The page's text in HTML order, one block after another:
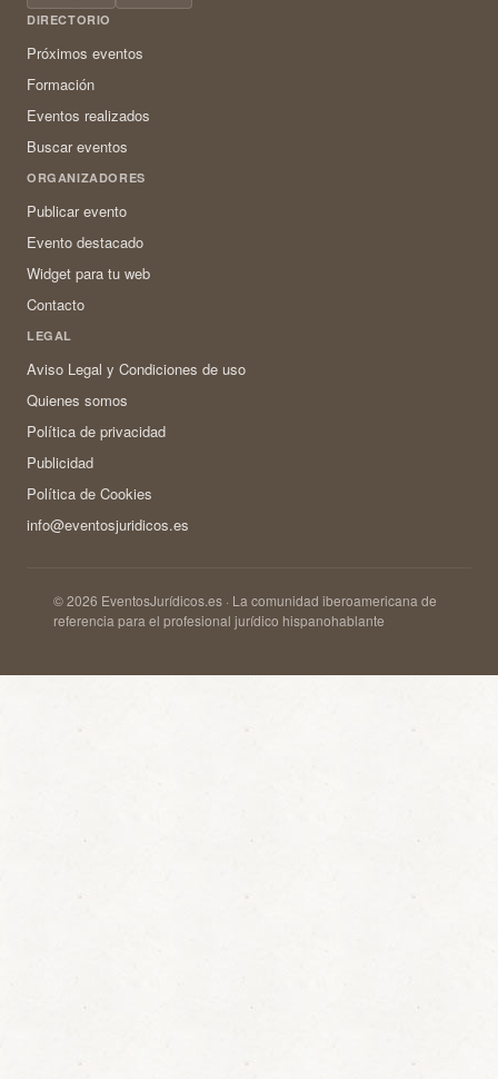
DIRECTORIO
Próximos eventos
Formación
Eventos realizados
Buscar eventos
ORGANIZADORES
Publicar evento
Evento destacado
Widget para tu web
Contacto
LEGAL
Aviso Legal y Condiciones de uso
Quienes somos
Política de privacidad
Publicidad
Política de Cookies
info@eventosjuridicos.es
© 2026 EventosJurídicos.es · La comunidad iberoamericana de
referencia para el profesional jurídico hispanohablante